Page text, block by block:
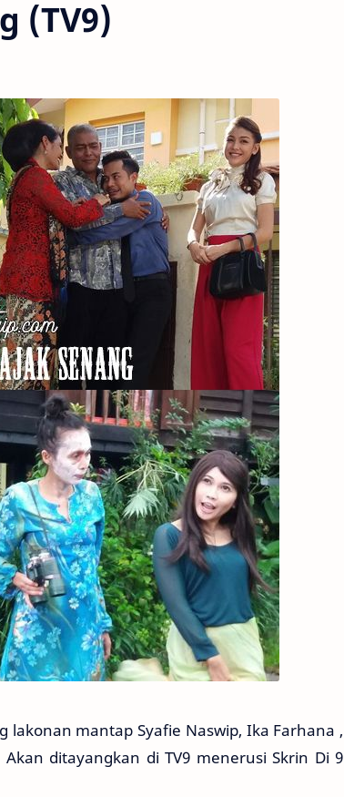
(TV9)
lakonan mantap Syafie Naswip, Ika Farhana ,
ditayangkan di TV9 menerusi Skrin Di 9